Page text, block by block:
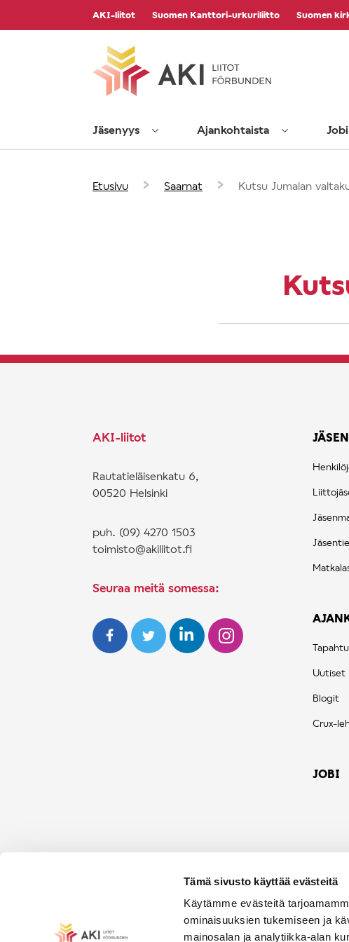
Tämä sivusto käyttää evästeitä
Käytämme evästeitä
ominaisuuksien tukemiseen ja
mainosalan ja analytiikka-alan
AKI-liitot Suomen Kanttori-urkuriliitto Suomen
Jäsenyys Ajankohtaista Jobi
Etusivu › Saarnat › Kutsu Jumalan
AKI-liitot
Rautatieläisenkatu 6,
00520 Helsinki
puh. (09) 4270 1503
toimisto@akiliitot.fi
Seuraa meitä somessa:
Uutiset
Blogit
Crux-
JOBI